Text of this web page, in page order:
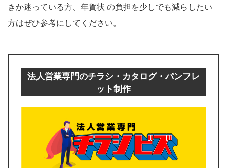
きか迷っている方、年賀状 の負担を少しでも減らしたい
方はぜひ参考にしてください。
法人営業専門のチラシ・カタログ・パンフレ
ット制作